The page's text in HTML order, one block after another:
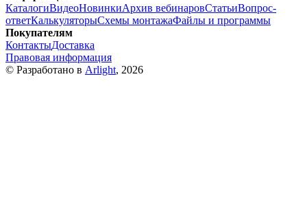
КаталогиВидеоНовинкиАрхив вебинаровСтатьиВопрос-
ответКалькуляторыСхемы монтажаФайлы и программы
Покупателям
КонтактыДоставка
Правовая информация
© Разработано в Arlight, 2026